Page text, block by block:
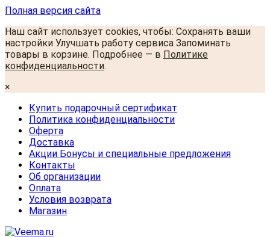
Полная версия сайта
Наш сайт использует cookies, чтобы: Сохранять ваши
настройки Улучшать работу сервиса Запоминать
товары в корзине. Подробнее — в Политике
конфиденциальности.
×
Купить подарочный сертификат
Политика конфиденциальности
Оферта
Доставка
Акции Бонусы и специальные предложения
Контакты
Об организации
Оплата
Условия возврата
Магазин